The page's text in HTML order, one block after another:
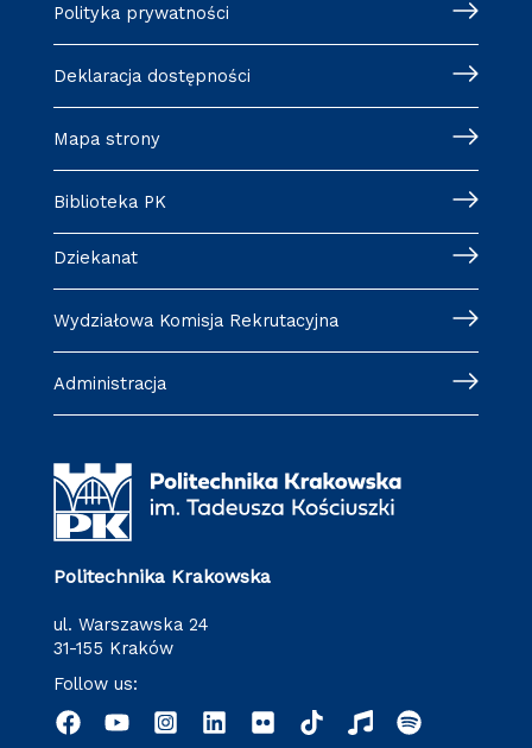
Polityka prywatności
Deklaracja dostępności
Mapa strony
Biblioteka PK
Dziekanat
Wydziałowa Komisja Rekrutacyjna
Administracja
Politechnika Krakowska
ul. Warszawska 24
31-155 Kraków
Follow us: